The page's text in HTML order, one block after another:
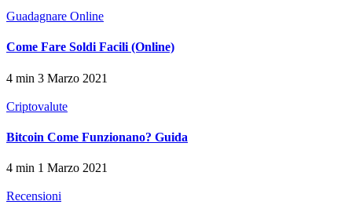
Guadagnare Online
Come Fare Soldi Facili (Online)
4 min 3 Marzo 2021
Criptovalute
Bitcoin Come Funzionano? Guida
4 min 1 Marzo 2021
Recensioni